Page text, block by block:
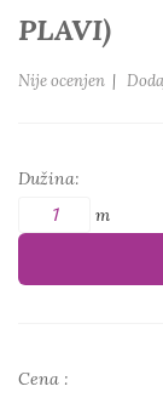
PLAVI)
Nije ocenjen |
Dužina:
m
Cena :